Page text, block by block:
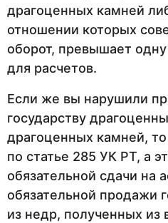
драгоценных камней
отношении которых
оборот, превышает
для расчетов.
Если же вы нарушили
государству
драгоценных камней,
по статье 285 УК РТ, а
обязательной сдачи на
обязательной продажи
из недр, полученных из